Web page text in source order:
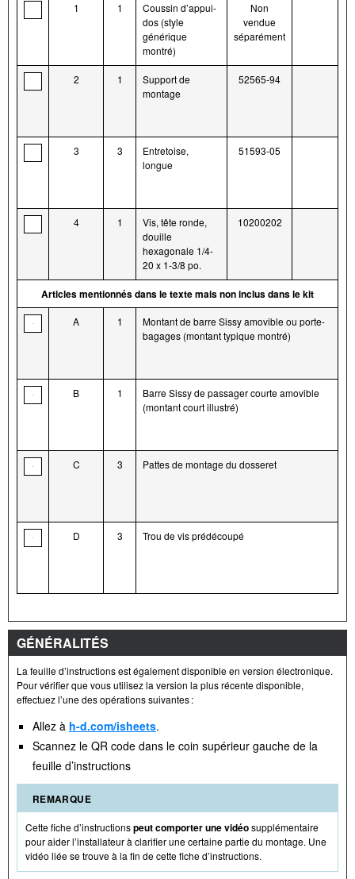
1 1
Coussin d’appui-
dos (style
générique
montré)
Non
vendue
séparément
2 1
Support de
montage
52565-94
3 3
Entretoise,
longue
51593-05
4 1
Vis, tête ronde,
douille
hexagonale 1/4-
20 x 1-3/8 po.
10200202
Articles mentionnés dans le texte mais non inclus dans le kit
A 1
Montant de barre Sissy amovible ou porte-
bagages (montant typique montré)
B 1
Barre Sissy de passager courte amovible
(montant court illustré)
C 3 Pattes de montage du dosseret
D 3 Trou de vis prédécoupé
GÉNÉRALITÉS
La feuille d’instructions est également disponible en version électronique.
Pour vérifier que vous utilisez la version la plus récente disponible,
effectuez l’une des opérations suivantes :
Allez à h-d.com/isheets.
Scannez le QR code dans le coin supérieur gauche de la
feuille d’instructions
REMARQUE
Cette fiche d’instructionspeut comporter une vidéosupplémentaire
pour aider l’installateur à clarifier une certaine partie du montage. Une
vidéo liée se trouve à la fin de cette fiche d’instructions.